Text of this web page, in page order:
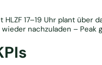
17–19 Uhr plant über
nachzuladen – Peak